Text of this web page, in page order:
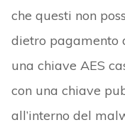
che questi non
dietro pagamento
una chiave AES
con una chiave
all’interno del